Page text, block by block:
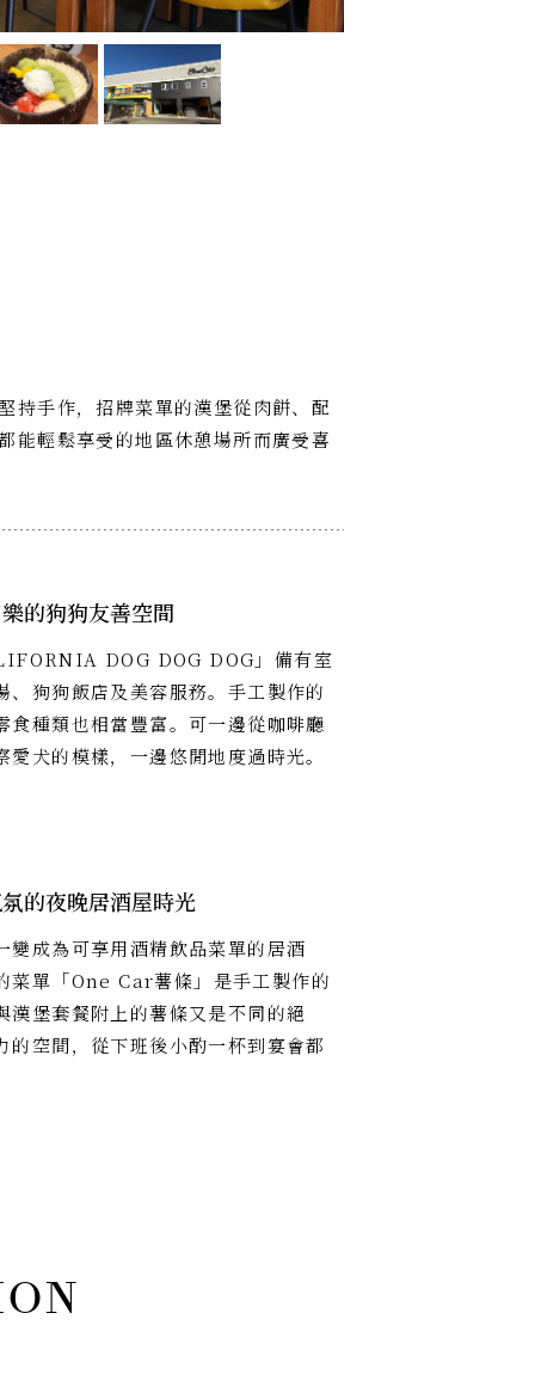
持手作，招牌菜單的漢堡從肉餅、配
能輕鬆享受的地區休憩場所而廣受喜
的狗狗友善空間
DOG DOG DOG」備有室
、狗狗飯店及美容服務。手工製作的
食種類也相當豐富。可一邊從咖啡廳
愛犬的模樣，一邊悠閒地度過時光。
的夜晚居酒屋時光
變成為可享用酒精飲品菜單的居酒
菜單「One Car薯條」是手工製作的
漢堡套餐附上的薯條又是不同的絕
的空間，從下班後小酌一杯到宴會都